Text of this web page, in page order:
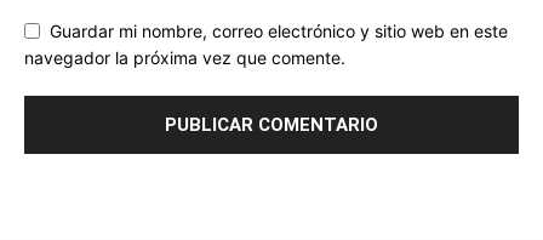
Guardar mi nombre, correo electrónico y sitio web en este
navegador la próxima vez que comente.